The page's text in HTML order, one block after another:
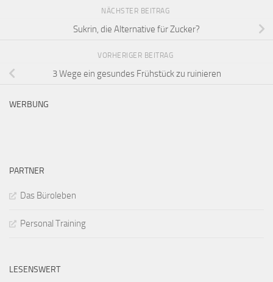
NÄCHSTER BEITRAG
Sukrin, die Alternative für Zucker?
VORHERIGER BEITRAG
3 Wege ein gesundes Frühstück zu ruinieren
WERBUNG
PARTNER
Das Büroleben
Personal Training
LESENSWERT